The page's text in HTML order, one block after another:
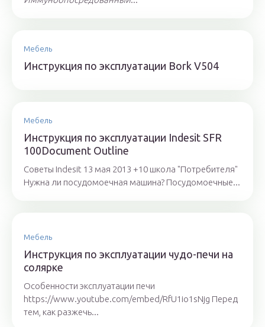
Мебель
Инструкция по эксплуатации Bork V504
Мебель
Инструкция по эксплуатации Indesit SFR
100Document Outline
Советы Indesit 13 мая 2013 +10 школа "Потребителя"
Нужна ли посудомоечная машина? Посудомоечные...
Мебель
Инструкция по эксплуатации чудо-печи на
солярке
Особенности эксплуатации печи
https://www.youtube.com/embed/RfU1io1sNjg Перед
тем, как разжечь...